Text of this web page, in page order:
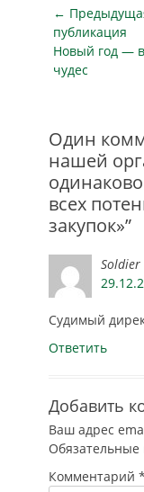
дней. В
время
учреждением,
причине
заказчик
препятствовал
выполнению
работы. «ООО…
по
записям
←
публикация
Предыдущая
публикация
Новый год —
чудес
Один
нашей
всех
закупок»”
Soldier
Судимый
Ответить
Добавить
Ваш адрес
Комментарий *